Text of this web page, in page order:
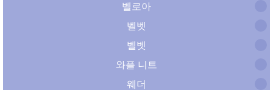
벨로아
벨벳
벨벳
와플 니트
웨더